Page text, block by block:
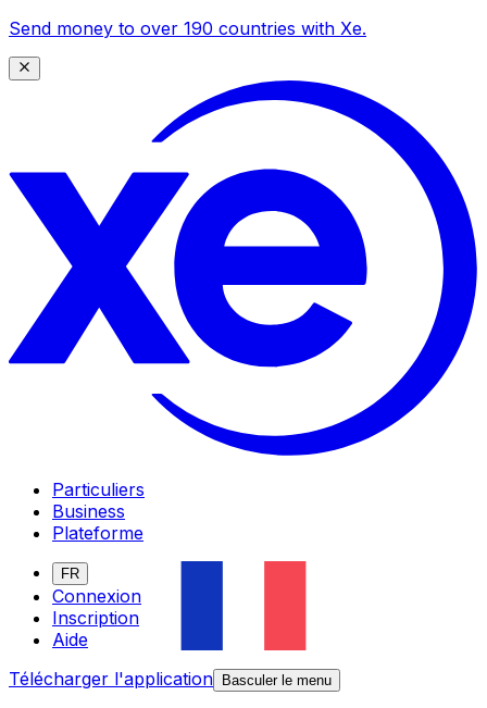
Send money to over 190 countries with Xe.
Particuliers
Business
Plateforme
FR
Connexion
Inscription
Aide
Télécharger l'application
Basculer le menu